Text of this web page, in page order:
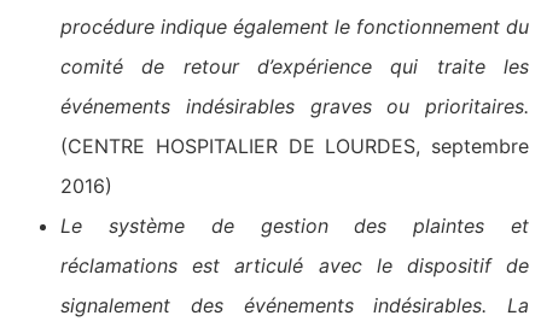
procédure indique également le fonctionnement du
comité de retour d’expérience qui traite les
événements indésirables graves ou prioritaires.
(CENTRE HOSPITALIER DE LOURDES, septembre
2016)
Le système de gestion des plaintes et
réclamations est articulé avec le dispositif de
signalement des événements indésirables. La